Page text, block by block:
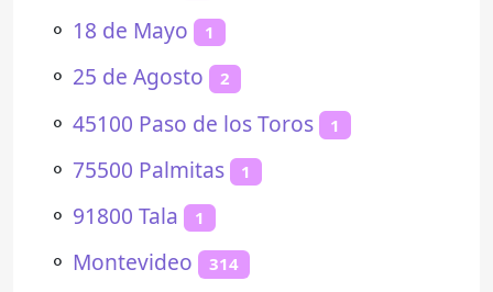
⚬ 18 de Mayo 1
⚬ 25 de Agosto 2
⚬ 45100 Paso de los Toros 1
⚬ 75500 Palmitas 1
⚬ 91800 Tala 1
⚬ Montevideo 314